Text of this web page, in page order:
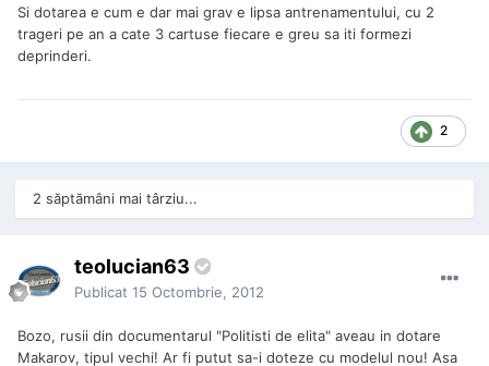
Si dotarea e cum e dar mai grav e lipsa antrenamentului, cu 2
trageri pe an a cate 3 cartuse fiecare e greu sa iti formezi
deprinderi.
2
2 săptămâni mai târziu...
teolucian63
Publicat 15 Octombrie, 2012
Bozo, rusii din documentarul "Politisti de elita" aveau in dotare
Makarov, tipul vechi! Ar fi putut sa-i doteze cu modelul nou! Asa